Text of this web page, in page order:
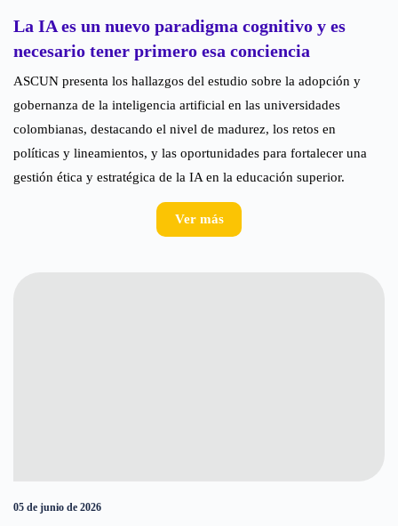
La IA es un nuevo paradigma cognitivo y es
necesario tener primero esa conciencia
ASCUN presenta los hallazgos del estudio sobre la adopción y
gobernanza de la inteligencia artificial en las universidades
colombianas, destacando el nivel de madurez, los retos en
políticas y lineamientos, y las oportunidades para fortalecer una
gestión ética y estratégica de la IA en la educación superior.
Ver más
05 de junio de 2026